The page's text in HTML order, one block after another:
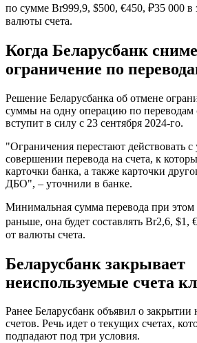
по сумме Br999,9, $500, €450, ₽35 000 в
валюты счета.
Когда Беларусбанк
ограничение по
Решение Беларусбанка об отмене
суммы на одну операцию по переводам
вступит в силу с 23 сентября 2024-го.
"Ограничения перестают действовать
совершении перевода на счета, к
карточки банка, а также карточки
ДБО", – уточнили в банке.
Минимальная сумма перевода при этом
раньше, она будет составлять Br2,6, $1,
от валюты счета.
Беларусбанк закрывает
неиспользуемые счета
Ранее Беларусбанк объявил о закрытии
счетов. Речь идет о текущих счетах,
подпадают под три условия.